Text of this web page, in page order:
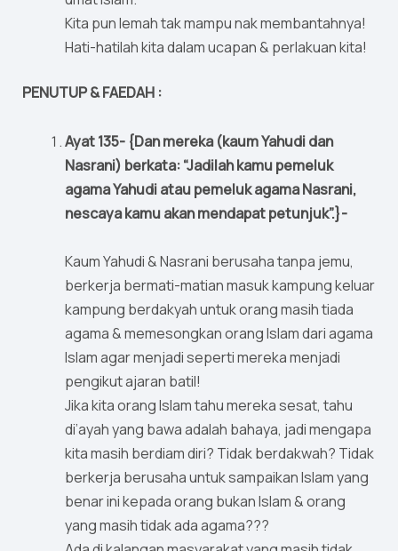
Kita pun lemah tak mampu nak membantahnya!
Hati-hatilah kita dalam ucapan & perlakuan kita!
PENUTUP & FAEDAH :
Ayat 135- {Dan mereka (kaum Yahudi dan
Nasrani) berkata: “Jadilah kamu pemeluk
agama Yahudi atau pemeluk agama Nasrani,
nescaya kamu akan mendapat petunjuk”.}-
Kaum Yahudi & Nasrani berusaha tanpa jemu,
berkerja bermati-matian masuk kampung keluar
kampung berdakyah untuk orang masih tiada
agama & memesongkan orang Islam dari agama
Islam agar menjadi seperti mereka menjadi
pengikut ajaran batil!
Jika kita orang Islam tahu mereka sesat, tahu
di’ayah yang bawa adalah bahaya, jadi mengapa
kita masih berdiam diri? Tidak berdakwah? Tidak
berkerja berusaha untuk sampaikan Islam yang
benar ini kepada orang bukan Islam & orang
yang masih tidak ada agama???